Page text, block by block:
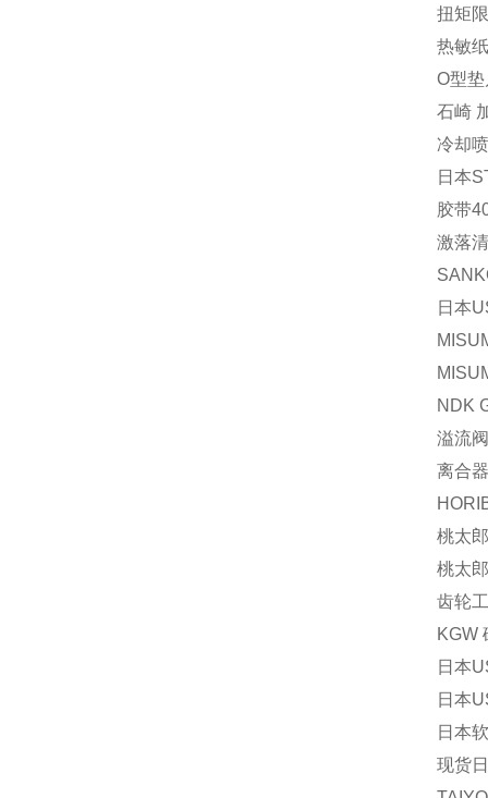
扭矩
热敏
O型
石崎
冷却
日本
胶带
激落
日本
NDK
溢流
离合
桃太
桃太
齿轮
KGW
日本
日本
日本
现货